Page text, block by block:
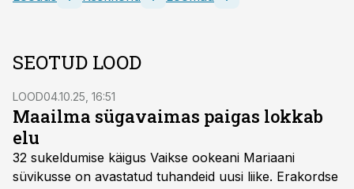
SEOTUD LOOD
LOOD04.10.25, 16:51
Maailma sügavaimas paigas lokkab
elu
32 sukeldumise käigus Vaikse ookeani Mariaani
süvikusse on avastatud tuhandeid uusi liike. Erakordse